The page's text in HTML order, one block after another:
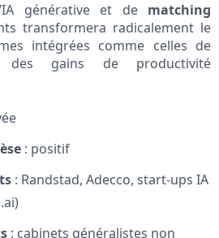
générative et de matching
transformera radicalement le
intégrées comme celles de
des gains de productivité
: positif
: Randstad, Adecco, start-ups IA
: cabinets généralistes non